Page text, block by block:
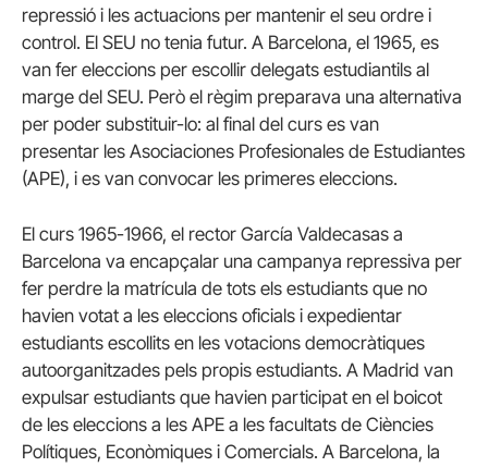
repressió i les actuacions per mantenir el seu ordre i
control. El SEU no tenia futur. A Barcelona, el 1965, es
van fer eleccions per escollir delegats estudiantils al
marge del SEU. Però el règim preparava una alternativa
per poder substituir-lo: al final del curs es van
presentar les Asociaciones Profesionales de Estudiantes
(APE), i es van convocar les primeres eleccions.
El curs 1965-1966, el rector García Valdecasas a
Barcelona va encapçalar una campanya repressiva per
fer perdre la matrícula de tots els estudiants que no
havien votat a les eleccions oficials i expedientar
estudiants escollits en les votacions democràtiques
autoorganitzades pels propis estudiants. A Madrid van
expulsar estudiants que havien participat en el boicot
de les eleccions a les APE a les facultats de Ciències
Polítiques, Econòmiques i Comercials. A Barcelona, la